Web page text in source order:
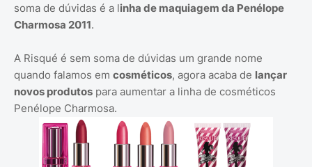
soma de dúvidas é a linha de maquiagem da Penélope
Charmosa 2011.
A Risqué é sem soma de dúvidas um grande nome
quando falamos em cosméticos, agora acaba de lançar
novos produtos para aumentar a linha de cosméticos
Penélope Charmosa.